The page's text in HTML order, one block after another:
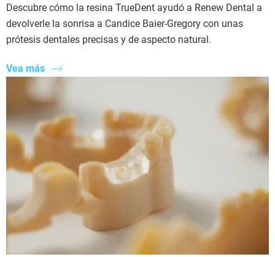
Descubre cómo la resina TrueDent ayudó a Renew Dental a
devolverle la sonrisa a Candice Baier-Gregory con unas
prótesis dentales precisas y de aspecto natural.
Vea más